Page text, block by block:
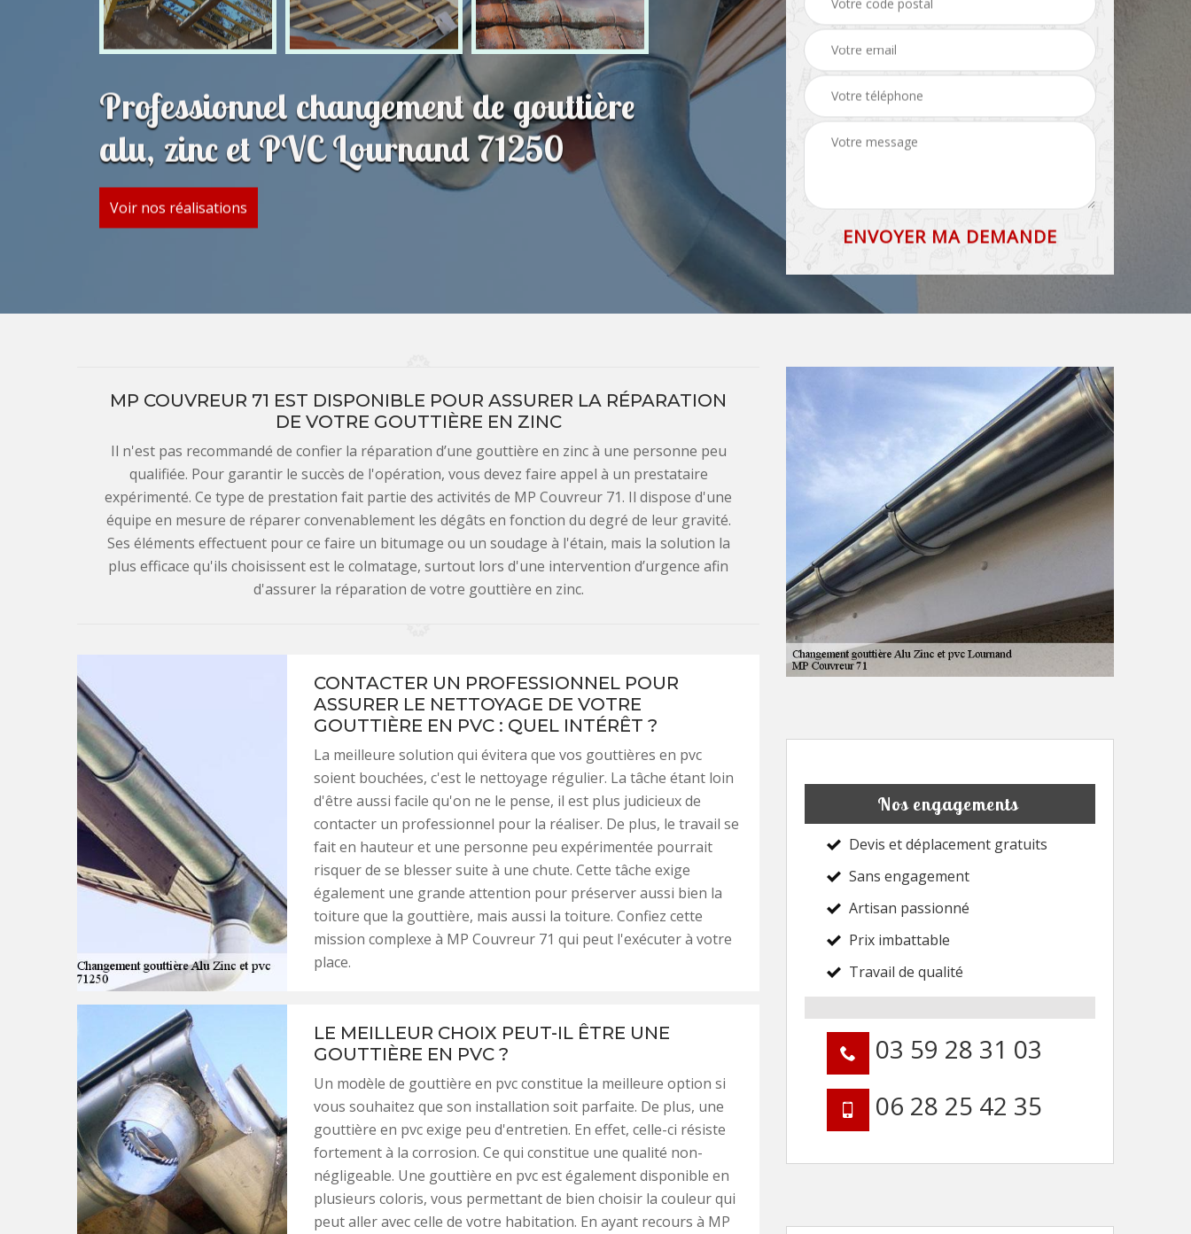
Professionnel changement de gouttière
alu, zinc et PVC Lournand 71250
Voir nos réalisations
MP COUVREUR 71 EST DISPONIBLE POUR ASSURER LA RÉPARATION
DE VOTRE GOUTTIÈRE EN ZINC
Il n'est pas recommandé de confier la réparation d’une gouttière en zinc à une personne peu
qualifiée. Pour garantir le succès de l'opération, vous devez faire appel à un prestataire
expérimenté. Ce type de prestation fait partie des activités de MP Couvreur 71. Il dispose d'une
équipe en mesure de réparer convenablement les dégâts en fonction du degré de leur gravité.
Ses éléments effectuent pour ce faire un bitumage ou un soudage à l'étain, mais la solution la
plus efficace qu'ils choisissent est le colmatage, surtout lors d'une intervention d’urgence afin
d'assurer la réparation de votre gouttière en zinc.
CONTACTER UN PROFESSIONNEL POUR
ASSURER LE NETTOYAGE DE VOTRE
GOUTTIÈRE EN PVC : QUEL INTÉRÊT ?
La meilleure solution qui évitera que vos gouttières en pvc
soient bouchées, c'est le nettoyage régulier. La tâche étant loin
d'être aussi facile qu'on ne le pense, il est plus judicieux de
contacter un professionnel pour la réaliser. De plus, le travail se
fait en hauteur et une personne peu expérimentée pourrait
risquer de se blesser suite à une chute. Cette tâche exige
également une grande attention pour préserver aussi bien la
toiture que la gouttière, mais aussi la toiture. Confiez cette
mission complexe à MP Couvreur 71 qui peut l'exécuter à votre
place.
LE MEILLEUR CHOIX PEUT-IL ÊTRE UNE
GOUTTIÈRE EN PVC ?
Un modèle de gouttière en pvc constitue la meilleure option si
vous souhaitez que son installation soit parfaite. De plus, une
gouttière en pvc exige peu d'entretien. En effet, celle-ci résiste
fortement à la corrosion. Ce qui constitue une qualité non-
négligeable. Une gouttière en pvc est également disponible en
plusieurs coloris, vous permettant de bien choisir la couleur qui
peut aller avec celle de votre habitation. En ayant recours à MP
Nos engagements
Devis et déplacement gratuits
Sans engagement
Artisan passionné
Prix imbattable
Travail de qualité
03 59 28 31 03
06 28 25 42 35